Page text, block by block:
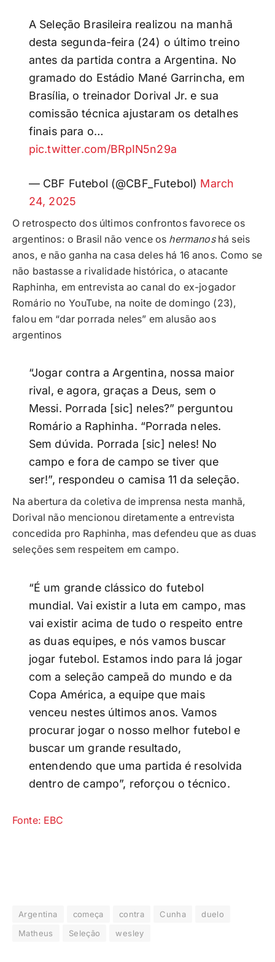
A Seleção Brasileira realizou na manhã
desta segunda-feira (24) o último treino
antes da partida contra a Argentina. No
gramado do Estádio Mané Garrincha, em
Brasília, o treinador Dorival Jr. e sua
comissão técnica ajustaram os detalhes
finais para o…
pic.twitter.com/BRpIN5n29a
— CBF Futebol (@CBF_Futebol) March
24, 2025
O retrospecto dos últimos confrontos favorece os
argentinos: o Brasil não vence os hermanoshá seis
anos, e não ganha na casa deles há 16 anos. Como se
não bastasse a rivalidade histórica, o atacante
Raphinha, em entrevista ao canal do ex-jogador
Romário no YouTube, na noite de domingo (23),
falou em “dar porrada neles” em alusão aos
argentinos
“Jogar contra a Argentina, nossa maior
rival, e agora, graças a Deus, sem o
Messi. Porrada [sic] neles?” perguntou
Romário a Raphinha. “Porrada neles.
Sem dúvida. Porrada [sic] neles! No
campo e fora de campo se tiver que
ser!”, respondeu o camisa 11 da seleção.
Na abertura da coletiva de imprensa nesta manhã,
Dorival não mencionou diretamente a entrevista
concedida pro Raphinha, mas defendeu que as duas
seleções sem respeitem em campo.
“É um grande clássico do futebol
mundial. Vai existir a luta em campo, mas
vai existir acima de tudo o respeito entre
as duas equipes, e nós vamos buscar
jogar futebol. Estamos indo para lá jogar
com a seleção campeã do mundo e da
Copa América, a equipe que mais
venceu nestes últimos anos. Vamos
procurar jogar o nosso melhor futebol e
buscar um grande resultado,
entendendo que uma partida é resolvida
dentro de campo”, reforçou o técnico.
Fonte: EBC
Argentina começa contra Cunha
duelo
Matheus
Seleção wesley